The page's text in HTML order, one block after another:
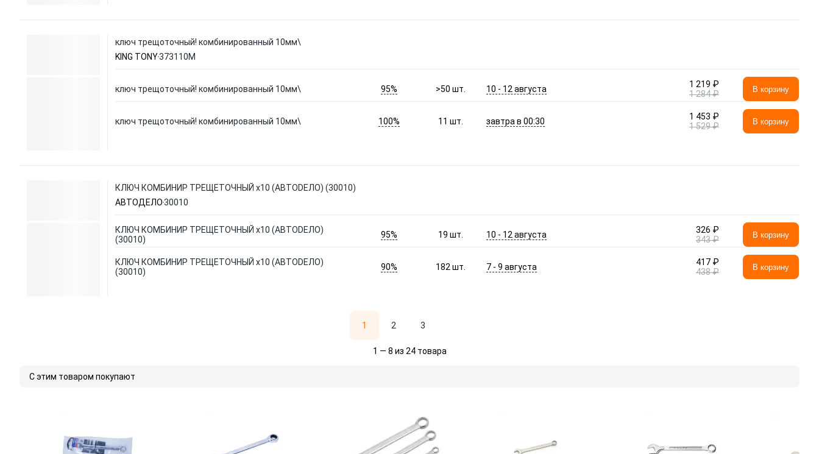
ключ трещоточный! комбинированный 10мм\
KING TONY373110M
ключ трещоточный! комбинированный 10мм\ 95% >50шт. 10 - 12 августа
1 219 ₽
1 284 ₽
В корзину
ключ трещоточный! комбинированный 10мм\ 100% 11шт. завтра в 00:30
1 453 ₽
1 529 ₽
В корзину
КЛЮЧ КОМБИНИР ТРЕЩЕТОЧНЫЙ x10 (АВТОDЕЛО) (30010)
АВТОДЕЛО30010
КЛЮЧ КОМБИНИР ТРЕЩЕТОЧНЫЙ x10 (АВТОDЕЛО)
(30010)
95% 19шт. 10 - 12 августа
326 ₽
343 ₽
В корзину
КЛЮЧ КОМБИНИР ТРЕЩЕТОЧНЫЙ x10 (АВТОDЕЛО)
(30010)
90% 182шт. 7 - 9 августа
417 ₽
438 ₽
В корзину
1 2 3
1 — 8 из 24 товара
С этим товаром покупают